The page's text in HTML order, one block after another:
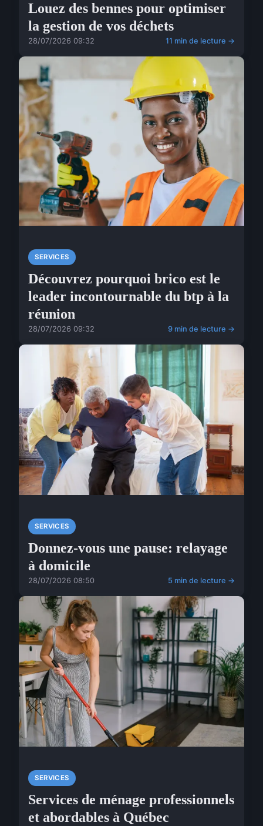
Louez des bennes pour optimiser
la gestion de vos déchets
28/07/2026 09:32 11 min de lecture →
SERVICES
Découvrez pourquoi brico est le
leader incontournable du btp à la
réunion
28/07/2026 09:32 9 min de lecture →
SERVICES
Donnez-vous une pause: relayage
à domicile
28/07/2026 08:50 5 min de lecture →
SERVICES
Services de ménage professionnels
et abordables à Québec